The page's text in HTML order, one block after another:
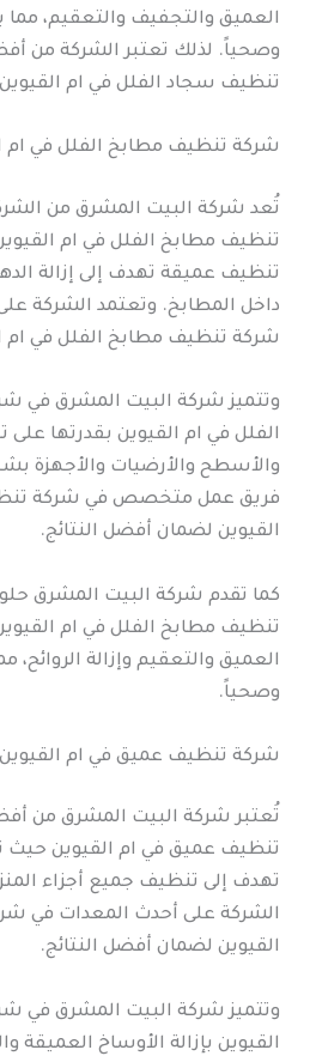
العميق والتجفيف والتعقيم،
وصحياً. لذلك تعتبر الشركة من
تنظيف سجاد الفلل في ام القيوين
شركة تنظيف مطابخ الفلل في ام
تُعد شركة البيت المشرق من
تنظيف مطابخ الفلل في ام
تنظيف عميقة تهدف إلى إزالة
داخل المطابخ. وتعتمد الشركة
شركة تنظيف مطابخ الفلل في ام
وتتميز شركة البيت المشرق في
الفلل في ام القيوين بقدرتها على
والأسطح والأرضيات والأجهزة
فريق عمل متخصص في شركة
القيوين لضمان أفضل النتائج.
كما تقدم شركة البيت المشرق
تنظيف مطابخ الفلل في ام
العميق والتعقيم وإزالة
وصحياً.
شركة تنظيف عميق في ام القيوين
تُعتبر شركة البيت المشرق من
تنظيف عميق في ام القيوين حيث
تهدف إلى تنظيف جميع أجزاء
الشركة على أحدث المعدات في
القيوين لضمان أفضل النتائج.
وتتميز شركة البيت المشرق في
القيوين بإزالة الأوساخ